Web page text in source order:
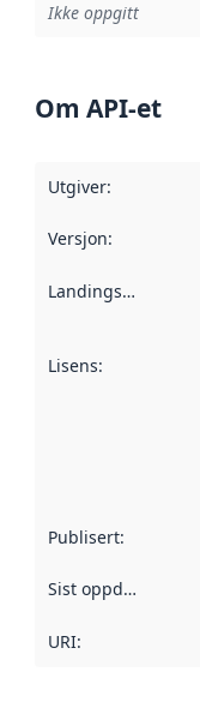
Ikke oppgitt
Om API-et
Utgiver:
Versjon:
Landingsside
Lisens:
Publisert:
Sist oppdatert
URI: